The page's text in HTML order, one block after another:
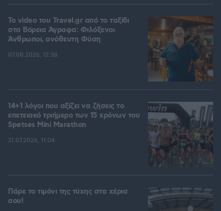
To video του Travel.gr από το ταξίδι
στα Βόρεια Άγραφα: Φιλόξενοι
Άνθρωποι, ανόθευτη Φύση
07.08.2026, 12:38
14+1 λόγοι που αξίζει να ζήσεις το
επετειακό τριήμερο των 15 χρόνων του
Spetses Mini Marathon
31.07.2026, 11:04
Πάρε το τιμόνι της τύχης στα χέρια
σου!